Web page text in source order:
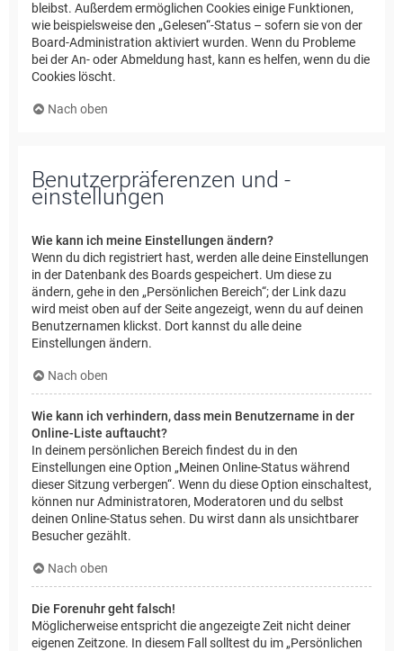
bleibst. Außerdem ermöglichen Cookies einige Funktionen,
wie beispielsweise den „Gelesen“-Status – sofern sie von der
Board-Administration aktiviert wurden. Wenn du Probleme
bei der An- oder Abmeldung hast, kann es helfen, wenn du die
Cookies löscht.
Nach oben
Benutzerpräferenzen und -
einstellungen
Wie kann ich meine Einstellungen ändern?
Wenn du dich registriert hast, werden alle deine Einstellungen
in der Datenbank des Boards gespeichert. Um diese zu
ändern, gehe in den „Persönlichen Bereich“; der Link dazu
wird meist oben auf der Seite angezeigt, wenn du auf deinen
Benutzernamen klickst. Dort kannst du alle deine
Einstellungen ändern.
Nach oben
Wie kann ich verhindern, dass mein Benutzername in der
Online-Liste auftaucht?
In deinem persönlichen Bereich findest du in den
Einstellungen eine Option „Meinen Online-Status während
dieser Sitzung verbergen“. Wenn du diese Option einschaltest,
können nur Administratoren, Moderatoren und du selbst
deinen Online-Status sehen. Du wirst dann als unsichtbarer
Besucher gezählt.
Nach oben
Die Forenuhr geht falsch!
Möglicherweise entspricht die angezeigte Zeit nicht deiner
eigenen Zeitzone. In diesem Fall solltest du im „Persönlichen